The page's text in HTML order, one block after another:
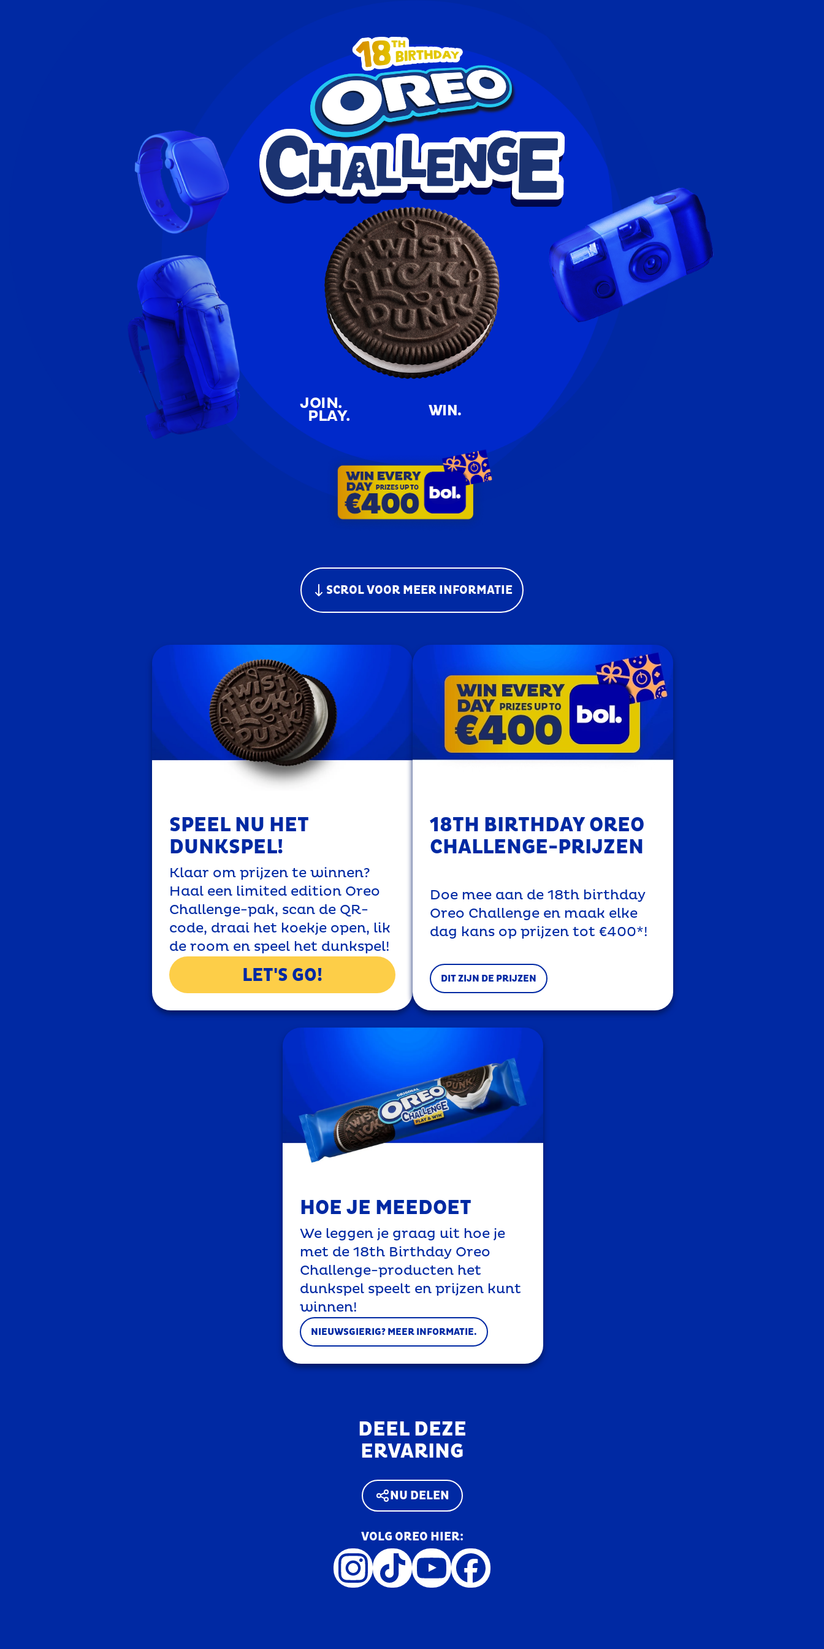
JOIN.
PLAY. WIN.
SCROL VOOR MEER INFORMATIE
SPEEL NU HET
DUNKSPEL!
Klaar om prijzen te winnen?
Haal een limited edition Oreo
Challenge-pak, scan de QR-
code, draai het koekje open, lik
de room en speel het dunkspel!
LET'S GO!
18TH BIRTHDAY OREO
CHALLENGE-PRIJZEN
Doe mee aan de 18th birthday
Oreo Challenge en maak elke
dag kans op prijzen tot €400*!
DIT ZIJN DE PRIJZEN
HOE JE MEEDOET
We leggen je graag uit hoe je
met de 18th Birthday Oreo
Challenge-producten het
dunkspel speelt en prijzen kunt
winnen!
NIEUWSGIERIG? MEER INFORMATIE.
DEEL DEZE
ERVARING
NU DELEN
VOLG OREO HIER: